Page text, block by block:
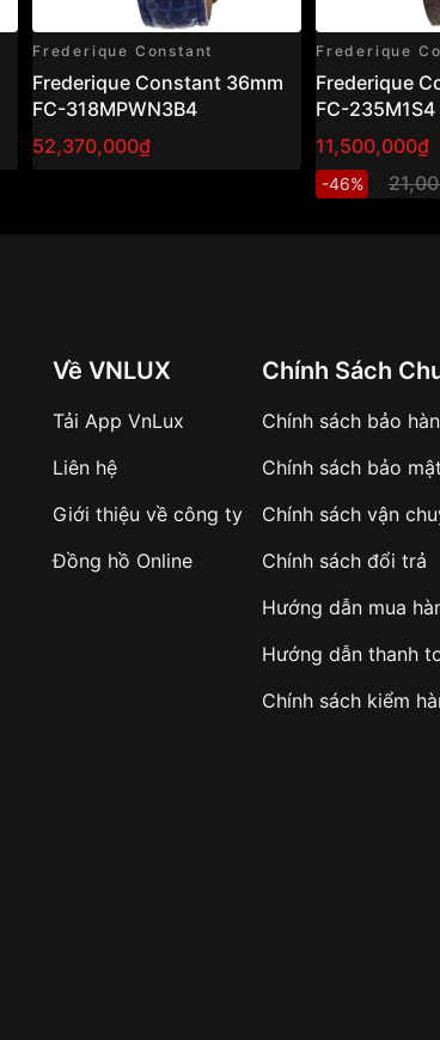
Frederique Constant
Frederique Constant 36mm
FC-318MPWN3B4
52,370,000₫
Frederique
Frederique
FC-
Quartz Siêu
Gold 29mm
11,500,000₫
-46%
Về VNLUX
Tải App VnLux
Liên hệ
Giới thiệu về công ty
Đồng hồ Online
Chính Sách
Chính sách bảo
Chính sách bảo mật
Chính sách vận
Chính sách đổi trả
Hướng dẫn mua
Hướng dẫn thanh
Chính sách kiểm